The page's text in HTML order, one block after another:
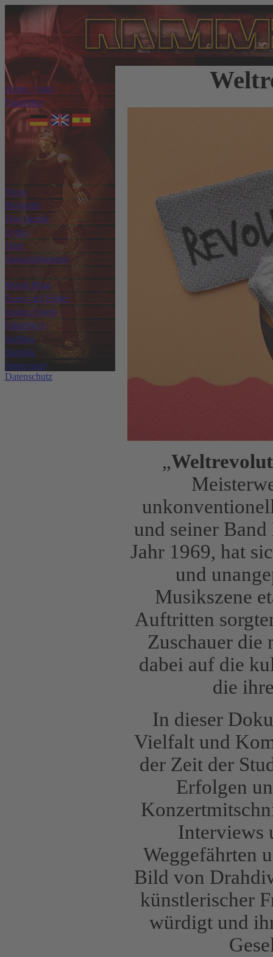
Home / Start
Fanartikel
News
Biografie
Discografie
Lyrics
Tour
Auszeichnungen
Musik Blog
Fotos und Bilder
Online Spiele
Gästebuch
Surftips
Statistik
Impressum
Datenschutz
„
und seiner
Jahr 1969, hat
und
Musikszene
Auftritten
Zuschauer die
dabei auf die
die
In dieser
Vielfalt und
der Zeit der
Erfolgen
Interviews
Weggefährten
Bild von
künstlerischer
würdigt und